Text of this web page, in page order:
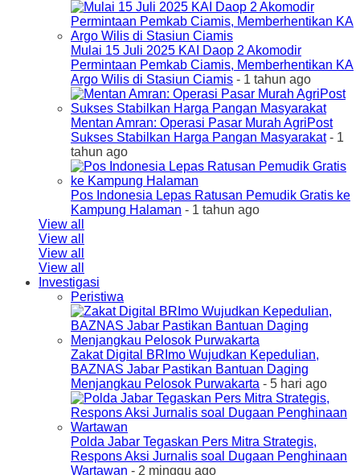
Mulai 15 Juli 2025 KAI Daop 2 Akomodir
Permintaan Pemkab Ciamis, Memberhentikan KA
Argo Wilis di Stasiun Ciamis - 1 tahun ago
Mentan Amran: Operasi Pasar Murah AgriPost
Sukses Stabilkan Harga Pangan Masyarakat- 1
tahun ago
Pos Indonesia Lepas Ratusan Pemudik Gratis ke
Kampung Halaman - 1 tahun ago
View all
View all
View all
View all
Investigasi
Peristiwa
Zakat Digital BRImo Wujudkan Kepedulian,
BAZNAS Jabar Pastikan Bantuan Daging
Menjangkau Pelosok Purwakarta - 5 hari ago
Polda Jabar Tegaskan Pers Mitra Strategis,
Respons Aksi Jurnalis soal Dugaan Penghinaan
Wartawan - 2 minggu ago